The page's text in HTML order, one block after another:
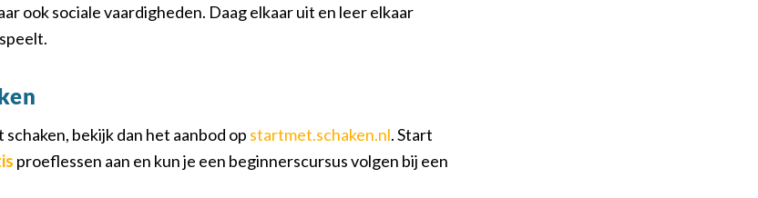
ook sociale vaardigheden. Daag elkaar uit en leer elkaar
bekijk dan het aanbod op startmet.schaken.nl. Start
proeflessen aan en kun je een beginnerscursus volgen bij een